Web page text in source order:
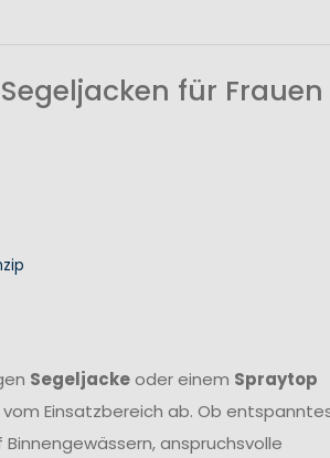
für Frauen
Segeljackeoder einem Spraytop
Einsatzbereich ab. Ob
anspruchsvolle